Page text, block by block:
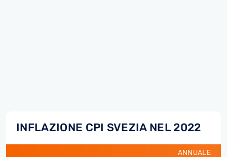
INFLAZIONE CPI SVEZIA NEL 2022
ANNUALE